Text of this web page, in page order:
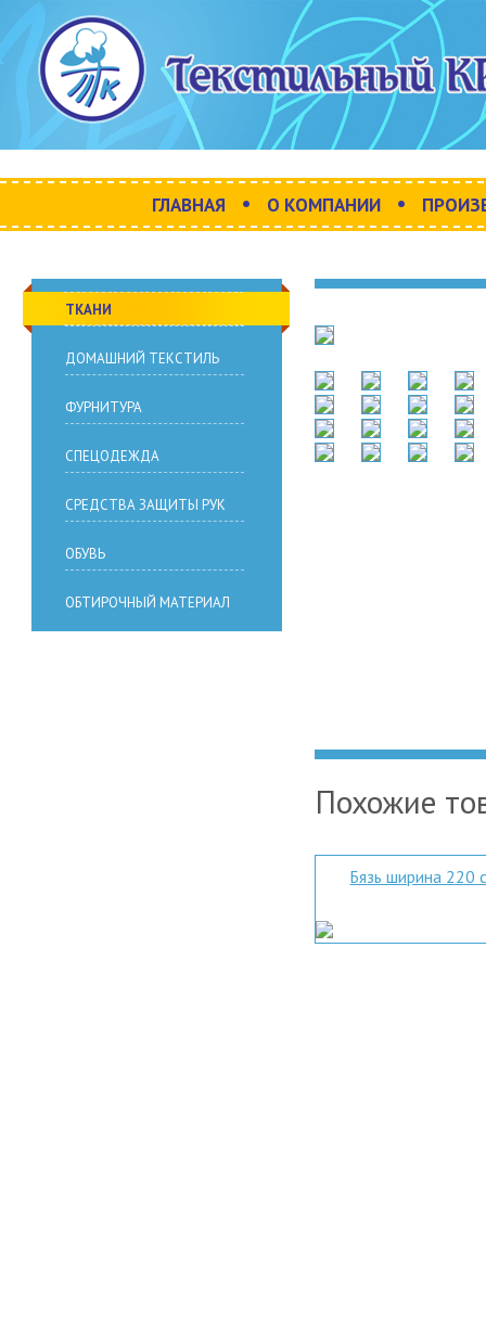
ГЛАВНАЯ • О КОМПАНИИ •
Похожие
Бязь ширина 220
ТКАНИ
ДОМАШНИЙ ТЕКСТИЛЬ
ФУРНИТУРА
СПЕЦОДЕЖДА
СРЕДСТВА ЗАЩИТЫ РУК
ОБУВЬ
ОБТИРОЧНЫЙ МАТЕРИАЛ